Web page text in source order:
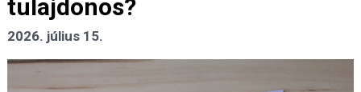
tulajdonos?
2026. július 15.